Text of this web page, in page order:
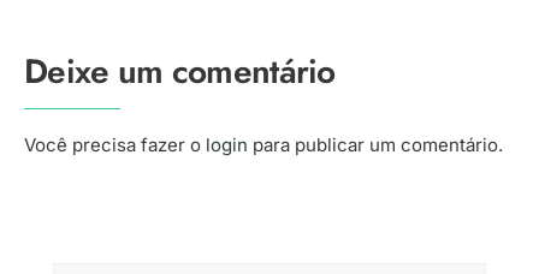
Deixe um comentário
Você precisa fazer o login para publicar um comentário.